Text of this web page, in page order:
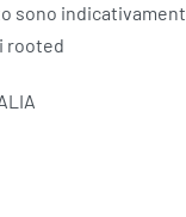
sono
rooted